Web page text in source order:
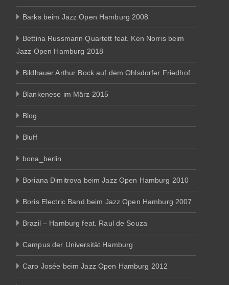
Barks beim Jazz Open Hamburg 2008
Bettina Russmann Quartett feat. Ken Norris beim
Jazz Open Hamburg 2018
Bildhauer Arthur Bock auf dem Ohlsdorfer Friedhof
Blankenese im März 2015
Blog
Bluff
bona_berlin
Boriana Dimitrova beim Jazz Open Hamburg 2010
Boris Electric Band beim Jazz Open Hamburg 2007
Brazil – Hamburg feat. Raul de Souza
Campus der Universität Hamburg
Caro Josée beim Jazz Open Hamburg 2012